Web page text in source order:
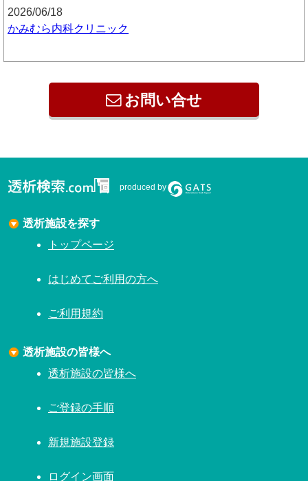
2026/06/18
かみむら内科クリニック
お問い合せ
produced by
透析施設を探す
トップページ
はじめてご利用の方へ
ご利用規約
透析施設の皆様へ
透析施設の皆様へ
ご登録の手順
新規施設登録
ログイン画面